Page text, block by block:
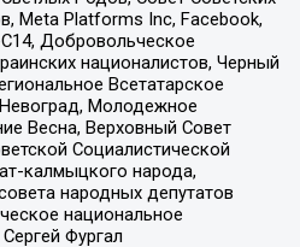
Meta Platforms Inc, Facebook,
Добровольческое
националистов, Черный
Всетатарское
Молодежное
Весна, Верховный Совет
Социалистической
калмыцкого народа,
народных депутатов
национальное
Фургал